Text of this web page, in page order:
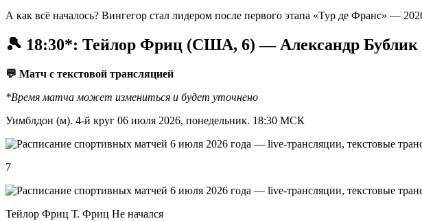
А как всё началось? Вингегор стал лидером после первого этапа «Тур де Франс» —
🎾 18:30*: Тейлор Фриц (США, 6) — Александр Бублик
💬 Матч с текстовой трансляцией
*Время матча может измениться и будет уточнено
Уимблдон (м). 4-й круг 06 июля 2026, понедельник. 18:30 МСК
7
Тейлор Фриц Т. Фриц Не начался